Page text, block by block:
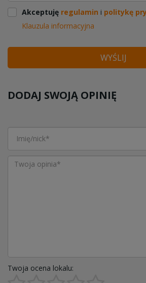
Akceptuję regulamin i politykę
Klauzula informacyjna
WYŚLIJ
DODAJ SWOJĄ OPINIĘ
Twoja ocena lokalu: